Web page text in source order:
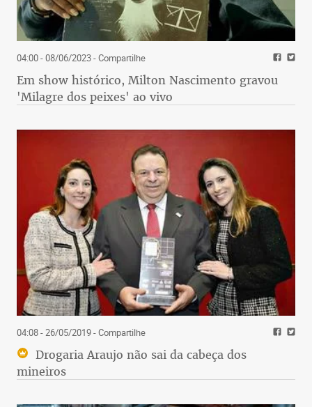
04:00 - 08/06/2023- Compartilhe
Em show histórico, Milton Nascimento gravou
'Milagre dos peixes' ao vivo
04:08 - 26/05/2019- Compartilhe
Drogaria Araujo não sai da cabeça dos
mineiros